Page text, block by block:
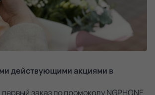
действующими акциями в
заказ по промокоду NGPHONE